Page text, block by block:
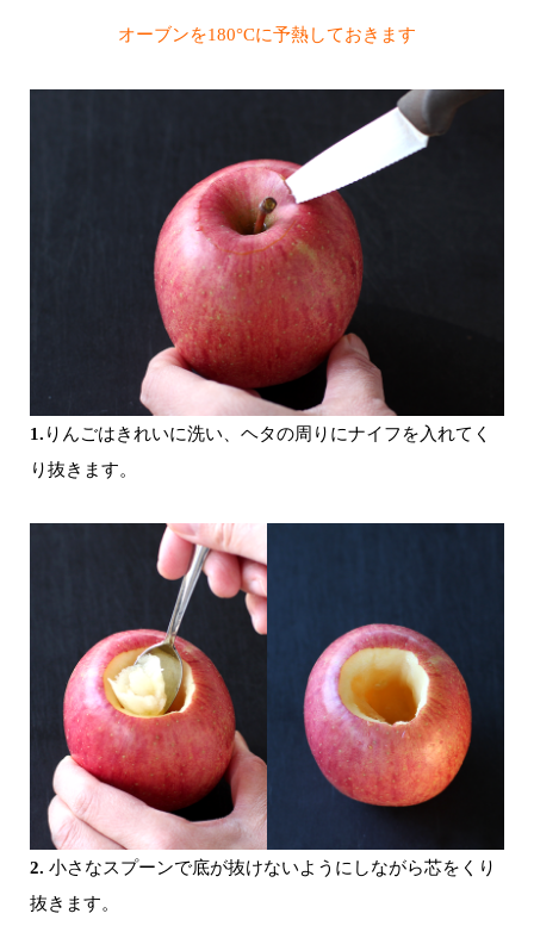
オーブンを180°Cに予熱しておきます
1. りんごはきれいに洗い、ヘタの周りにナイフを入れてく
り抜きます。
2. 小さなスプーンで底が抜けないようにしながら芯をくり
抜きます。